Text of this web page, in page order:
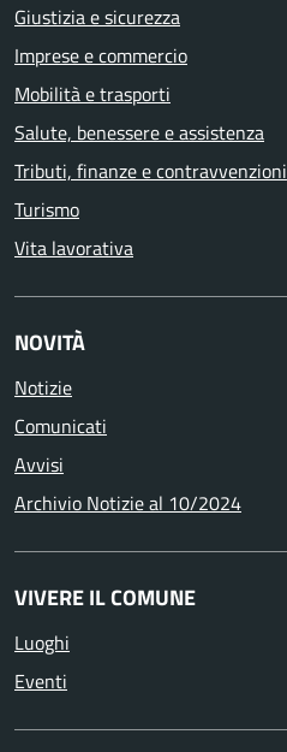
Giustizia e sicurezza
Imprese e commercio
Mobilità e trasporti
Salute, benessere e assistenza
Tributi, finanze e contravvenzioni
Turismo
Vita lavorativa
NOVITÀ
Notizie
Comunicati
Avvisi
Archivio Notizie al 10/2024
VIVERE IL COMUNE
Luoghi
Eventi